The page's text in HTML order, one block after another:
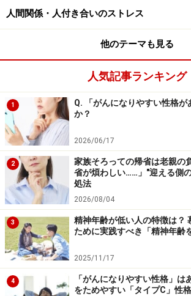
条件に従うことを要求する
自分の利益のために、他人を利用す
自分は特別な人間だと思っている
モラハラ的な言動を受けたときには、
題」と決めつけず、まず「そんなこと
く」という自分の気持ちを伝え、相手
うことが大切です。
とはいえ、加害者には自分の言動のハ
自覚な人が少なくありません。それは
合よく解釈してしまうためです。そう
貶めなければ自尊心を保てないという
することを避け、自己を防衛している
て、被害者が加害者の心を変えようと
薄く、疲弊してしまうことが少なくない
人間関係・人付き合いのストレス
他のテーマも見る
人気記事ランキング
1
Q. 「がんになりやすい性格
か？
2026/06/17
2
家族そろっての帰省は老親の
省が煩わしい……」"迎える側
処法
2026/08/04
3
精神年齢が低い人の特徴は？
ために実践すべき「精神年齢
2025/11/17
4
「がんになりやすい性格」は
をためやすい「タイプC」性